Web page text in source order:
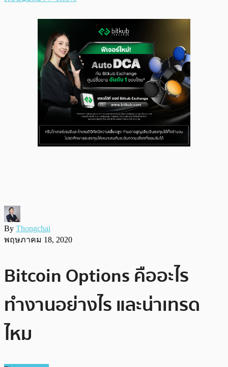
By Thongchai
พฤษภาคม 18, 2020
Bitcoin Options คืออะไร
ทำงานอย่างไร และน่าเทรด
ไหม